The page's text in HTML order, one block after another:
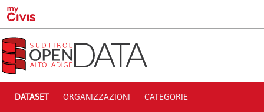
Skip to main content
DATASET ORGANIZZAZIONI CATEGORIE